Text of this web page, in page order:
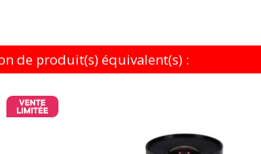
de produit(s) équivalent(s) :